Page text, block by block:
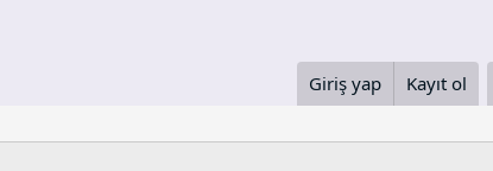
Giriş yap Kayıt ol